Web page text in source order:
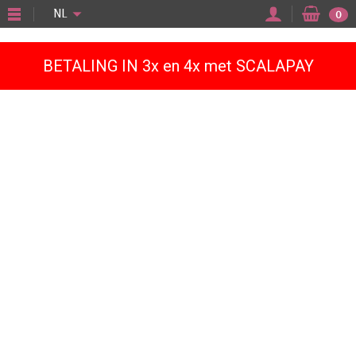
BETALING IN 3x en 4x met SCALAPAY
NL 0